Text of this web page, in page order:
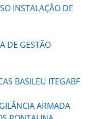
INSTALAÇÃO DE
DE GESTÃO
BASILEU ITEGABF
ARMADA